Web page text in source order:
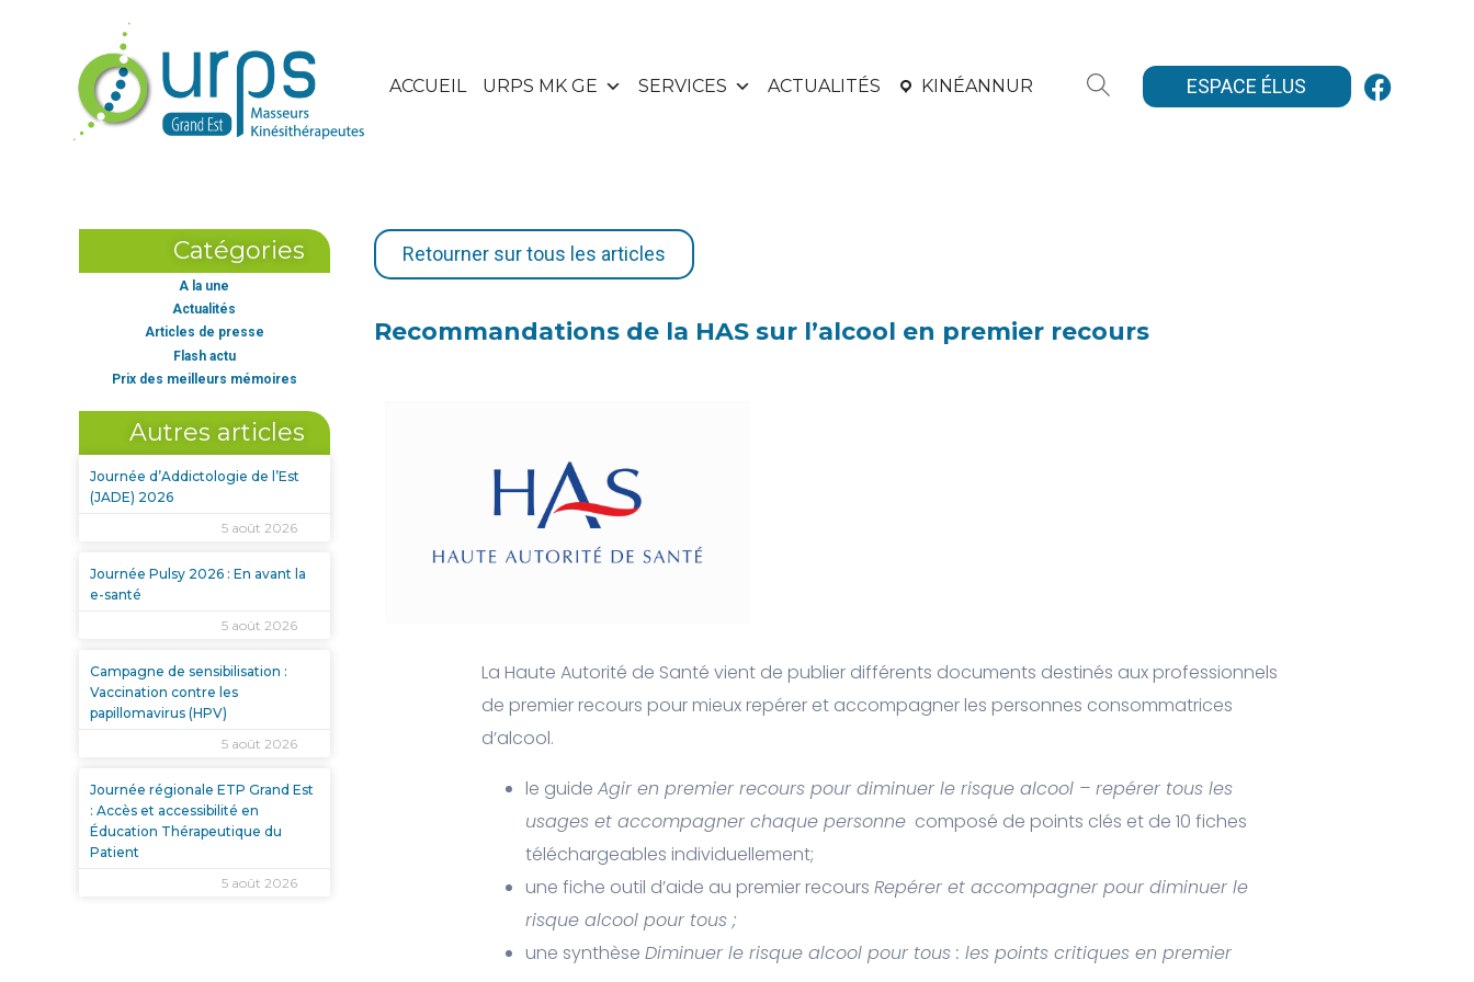
ACCUEIL URPS MK GE SERVICES ACTUALITÉS KINÉANNUR ESPACE ÉLUS
Catégories
A la une
Actualités
Articles de presse
Flash actu
Prix des meilleurs mémoires
Autres articles
Journée d’Addictologie de l’Est
(JADE) 2026
5 août 2026
Journée Pulsy 2026 : En avant la
e-santé
5 août 2026
Campagne de sensibilisation :
Vaccination contre les
papillomavirus (HPV)
5 août 2026
Journée régionale ETP Grand Est
: Accès et accessibilité en
Éducation Thérapeutique du
Patient
5 août 2026
Retourner sur tous les articles
Recommandations de la HAS sur l’alcool en premier recours
La Haute Autorité de Santé vient de publier différents documents destinés aux professionnels
de premier recours pour mieux repérer et accompagner les personnes consommatrices
d’alcool.
le guide Agir en premier recours pour diminuer le risque alcool – repérer tous les
usages et accompagner chaque personnecomposé de points clés et de 10 fiches
téléchargeables individuellement;
une fiche outil d’aide au premier recours Repérer et accompagner pour diminuer le
risque alcool pour tous ;
une synthèse Diminuer le risque alcool pour tous : les points critiques en premier